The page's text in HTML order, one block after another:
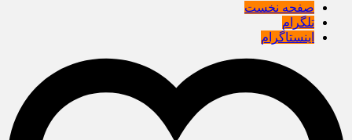
صفحه نخست
تلگرام
اینستاگرام